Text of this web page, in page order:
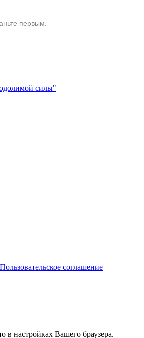
первым.
силы"
Пользовательское соглашение
в настройках Вашего браузера.